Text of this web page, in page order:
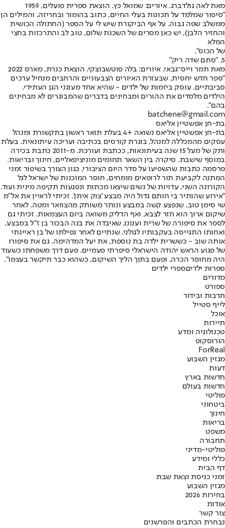
מאת לאה גולדברג. איורים: שמואל כץ. הוצאת ספרית פועלים, 1959
"סיפור שמלמד על תכונות בעלי החיים, כתוב בהומור ובחריזה, והמילים הן
ממשלב שפה גבוה. על אף הביקורת שיש לי על הספר (החתולה הכושית
והחזיר הלבן), יש כאן מסרים של השכנת שלום, טוב לב והתרכזות בחצי
המלא
של הכוס".
5. "סתם שדה ריק"
מאת תמר וייס־גבאי. איורים: בלה פוטשבוצקי. הוצאת כנרת, מארס 2022
"ספר חדש יחסית, שבעזרת האיורים הצבעוניים והרחבים מנחיל ערכים
סביבתיים. עוסק ביזמות של ילדים - שהיא אחד מעוגני הגן העתידי.
הילדים מלמדים את ההורים ומבחינים בדברים שהמבוגרים לא מבחינים
בהם".
batchene@gmail.com
בת-חן אפשטיין אליאס
בת-חן אפשטיין אליאס נשואה +4 בעלת תואר ראשון בתקשורת ומנהל
עסקים מהמכללה למנהל, בוגרת קורסים בכתיבה ועריכה עיתונאית. בעלת
ותק של מעל 15 שנה בעיתונאות, ככתבת ועורכת. מ-2011 כתבת בכירה
במוסף שישבת. סיקרה בין השאר תחומים מוניציפאליים, חינוך ובריאות.
פרסמה כתבות שהשפיעו על סדר היום הציבורי, כגון הצורך בשיפור זמני
המתנה לקביעת תור לרופאים מומחים, חוסר המוכנות של ישראל לגל
הקורונה השני, עדויות של נשים שיצאו מכתות ונפגעות תקיפה מינית ועוד.
"אירוע שהותיר בי חותם גדול היה מבצע 'צוק איתן'. זכיתי לראיין את אל"מ
שי סימן טוב, שנפצע קשה במבצע ונותר משותק מהצוואר ומטה. לאחר
שיקום ארוך הוא חזר לצבא, ואף הדליק משואה ביום העצמאות. זכיתי גם
לספר את סיפורה של שרית וענונו, שאיבדה את בנה הבכור בן ז"ל במבצע,
ואחותו התגייסה בעקבותיו לגולני. שנתיים לאחר נפילתו של בן ראיינתי
אותה שוב - כששרית ילדה בת נוספת, את יעל המדהימה. גם את סיפורו
של פגוע הראש יהודה הישראלי סיפרתי פעמיים. פעם דרך משפחתו כשעוד
היה מחוסר הכרה, ופעם בתוך הליך השיקום, כשהוא כבר תיקשר בעצמו".
ספרות ילדיםספרי ילדים
מדורים
ספורט
תרבות ובידור
לייף סטייל
אוכל
תיירות
טכנולוגיה ומדע
הורוסקופ
ForReal
מגזין השבוע
דעות
חדשות בארץ
חדשות בעולם
פוליטי
ביטחוני
חינוך
בריאות
משפט
תחבורה
פוליטי-מדיני
כללי ומידע
דף הבית
זמני כניסת וצאת שבת
מגזין השבוע
בחירות 2026
אודות
צור קשר
נבחרת הכתבים והפרשנים